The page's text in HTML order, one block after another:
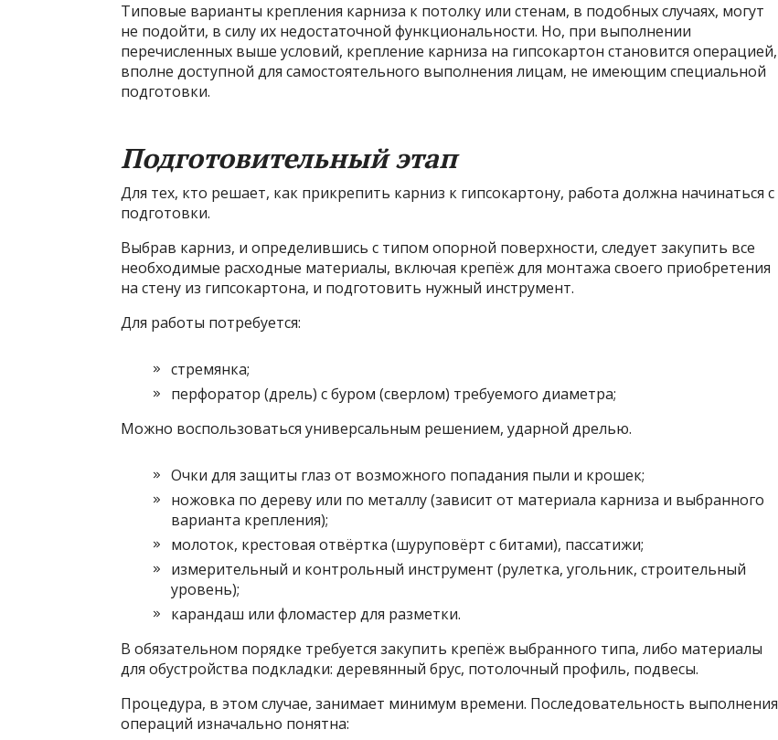
Типовые варианты крепления карниза к потолку или стенам, в подобных случаях, могут
не подойти, в силу их недостаточной функциональности. Но, при выполнении
перечисленных выше условий, крепление карниза на гипсокартон становится операцией,
вполне доступной для самостоятельного выполнения лицам, не имеющим специальной
подготовки.
Подготовительный этап
Для тех, кто решает, как прикрепить карниз к гипсокартону, работа должна начинаться с
подготовки.
Выбрав карниз, и определившись с типом опорной поверхности, следует закупить все
необходимые расходные материалы, включая крепёж для монтажа своего приобретения
на стену из гипсокартона, и подготовить нужный инструмент.
Для работы потребуется:
стремянка;
перфоратор (дрель) с буром (сверлом) требуемого диаметра;
Можно воспользоваться универсальным решением, ударной дрелью.
Очки для защиты глаз от возможного попадания пыли и крошек;
ножовка по дереву или по металлу (зависит от материала карниза и выбранного
варианта крепления);
молоток, крестовая отвёртка (шуруповёрт с битами), пассатижи;
измерительный и контрольный инструмент (рулетка, угольник, строительный
уровень);
карандаш или фломастер для разметки.
В обязательном порядке требуется закупить крепёж выбранного типа, либо материалы
для обустройства подкладки: деревянный брус, потолочный профиль, подвесы.
Процедура, в этом случае, занимает минимум времени. Последовательность выполнения
операций изначально понятна: